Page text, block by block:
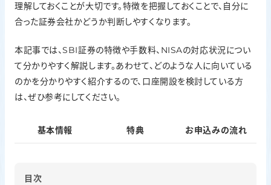
理解しておくことが大切です。特徴を把握しておくことで、自分に
合った証券会社かどうか判断しやすくなります。
本記事では、SBI証券の特徴や手数料、NISAの対応状況につい
て分かりやすく解説します。あわせて、どのような人に向いている
のかを分かりやすく紹介するので、口座開設を検討している方
は、ぜひ参考にしてください。
基本情報 特典 お申込みの流れ
目次